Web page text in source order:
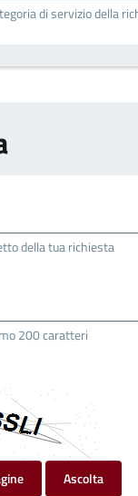
di servizio della
della tua richiesta
200 caratteri
Ascolta